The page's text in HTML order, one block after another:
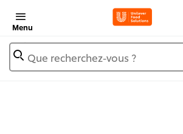
Menu
Que recherchez-vous ?